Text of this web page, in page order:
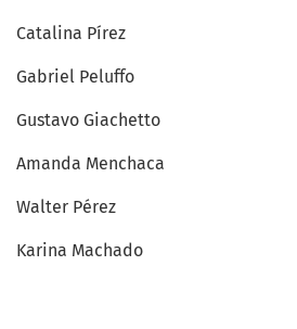
Catalina Pírez
Gabriel Peluffo
Gustavo Giachetto
Amanda Menchaca
Walter Pérez
Karina Machado